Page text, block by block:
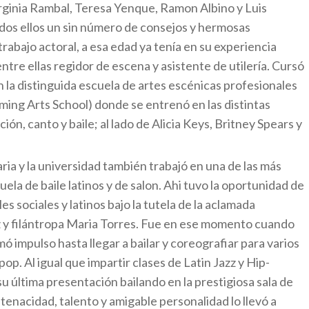
Rambal, Teresa Yenque, Ramon Albino y Luis
ellos un sin número de consejos y hermosas
actoral, a esa edad ya tenía en su experiencia
ellas regidor de escena y asistente de utilería. Cursó
la distinguida escuela de artes escénicas profesionales
Arts School) donde se entrenó en las distintas
canto y baile; al lado de Alicia Keys, Britney Spears y
y la universidad también trabajó en una de las más
de baile latinos y de salon. Ahi tuvo la oportunidad de
sociales y latinos bajo la tutela de la aclamada
filántropa Maria Torres. Fue en ese momento cuando
impulso hasta llegar a bailar y coreografiar para varios
Al igual que impartir clases de Latin Jazz y Hip-
última presentación bailando en la prestigiosa sala de
talento y amigable personalidad lo llevó a